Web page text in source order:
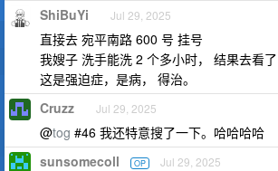
ShiBuYi Jul 29, 2025
直接去 宛平南路 600 号 挂号
我嫂子 洗手能洗 2 个多小时， 结果去看了
这是强迫症，是病， 得治。
Cruzz Jul 29, 2025
@tog #46 我还特意搜了一下。哈哈哈哈
sunsomecoll OP Jul 29, 2025